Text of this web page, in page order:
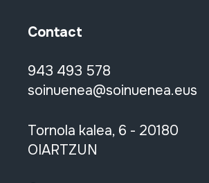
Contact
943 493 578
soinuenea@soinuenea.eus
Tornola kalea, 6 - 20180
OIARTZUN